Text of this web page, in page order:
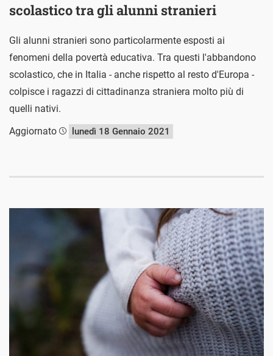
scolastico tra gli alunni stranieri
Gli alunni stranieri sono particolarmente esposti ai
fenomeni della povertà educativa. Tra questi l'abbandono
scolastico, che in Italia - anche rispetto al resto d'Europa -
colpisce i ragazzi di cittadinanza straniera molto più di
quelli nativi.
Aggiornato
lunedì 18 Gennaio 2021